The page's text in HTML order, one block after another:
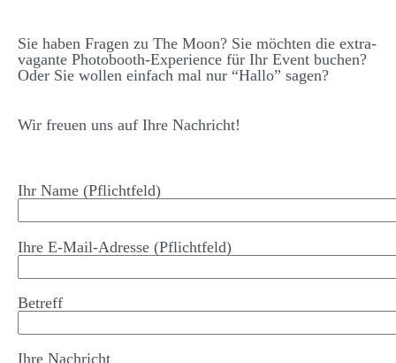
Sie haben Fragen zu The Moon? Sie möchten die extra­­
vagante Photo­­booth-Experience für Ihr Event buchen?
Oder Sie wollen einfach mal nur “Hallo” sagen?
Wir freuen uns auf Ihre Nachricht!
Ihr Name (Pflichtfeld)
Ihre E-Mail-Adresse (Pflichtfeld)
Betreff
Ihre Nachricht